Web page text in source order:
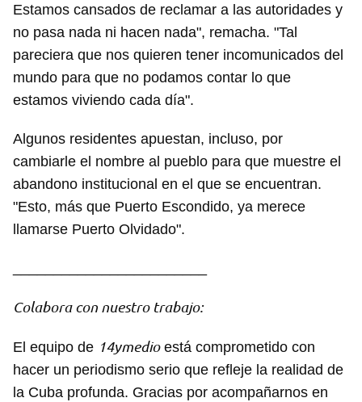
Estamos cansados de reclamar a las autoridades y
no pasa nada ni hacen nada", remacha. "Tal
pareciera que nos quieren tener incomunicados del
mundo para que no podamos contar lo que
estamos viviendo cada día".
Algunos residentes apuestan, incluso, por
cambiarle el nombre al pueblo para que muestre el
abandono institucional en el que se encuentran.
"Esto, más que Puerto Escondido, ya merece
llamarse Puerto Olvidado".
Colabora con nuestro trabajo:
El equipo de 14ymedioestá comprometido con
hacer un periodismo serio que refleje la realidad de
la Cuba profunda. Gracias por acompañarnos en